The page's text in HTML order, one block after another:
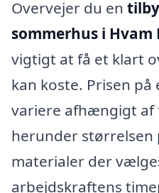
Overvejer du en
sommerhus i Hvam
vigtigt at få et klart
kan koste. Prisen
variere afhængigt af
herunder størrelsen
materialer der
arbejdskraftens